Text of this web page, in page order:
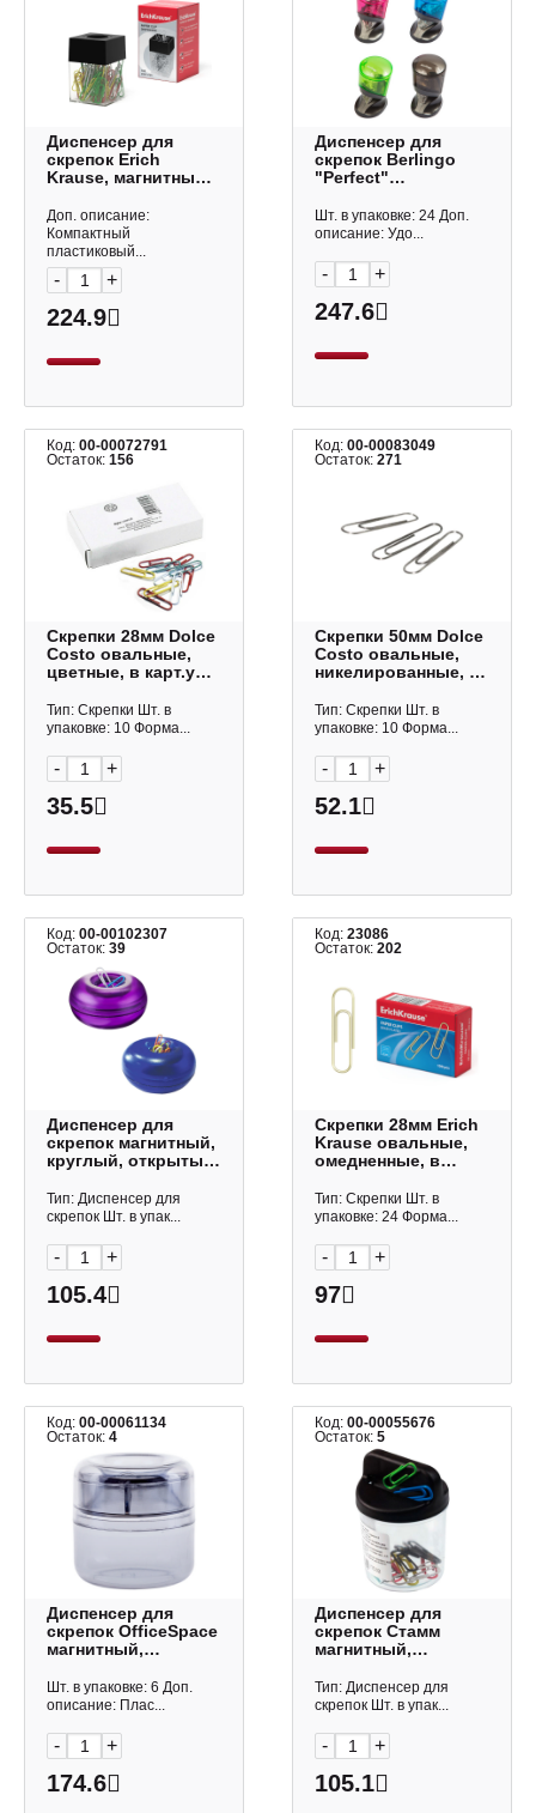
Диспенсер для
скрепок Erich
Krause, магнитный,
(100 скрепок)
ЕК22096
Доп. описание:
Компактный
пластиковый...
- +
224.9
Диспенсер для
скрепок Berlingo
"Perfect"
круглый, ассорти
(30 скрепок)
Шт. в упаковке: 24 Доп.
описание: Удо...
- +
247.6
Код: 00-00072791
Остаток: 156
Скрепки 28мм Dolce
Costo овальные,
цветные, в карт.уп.
Тип: Скрепки Шт. в
упаковке: 10 Форма...
- +
35.5
Код:00-00083049
Остаток:271
Скрепки 50мм Dolce
Costo овальные,
никелированные, в
D00134
Тип: Скрепки Шт. в
упаковке: 10 Форма...
- +
52.1
Код: 00-00102307
Остаток: 39
Диспенсер для
скрепок магнитный,
круглый, открытый,
скрепок) 200104
Тип: Диспенсер для
скрепок Шт. в упак...
- +
105.4
Код:23086
Остаток:202
Скрепки 28мм Erich
Krause овальные,
омедненные, в
ЕК24867
Тип: Скрепки Шт. в
упаковке: 24 Форма...
- +
97
Код: 00-00061134
Остаток: 4
Диспенсер для
скрепок OfficeSpace
магнитный,
прозрачный (без
скрепок) СКМ_2773
Шт. в упаковке: 6 Доп.
описание: Плас...
- +
174.6
Код:00-00055676
Остаток:5
Диспенсер для
скрепок Стамм
магнитный,
(без скрепок) ПС02/
ПС-31093
Тип: Диспенсер для
скрепок Шт. в упак...
- +
105.1